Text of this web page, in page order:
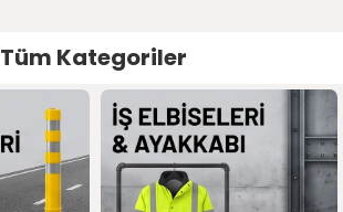
Tüm Kategoriler